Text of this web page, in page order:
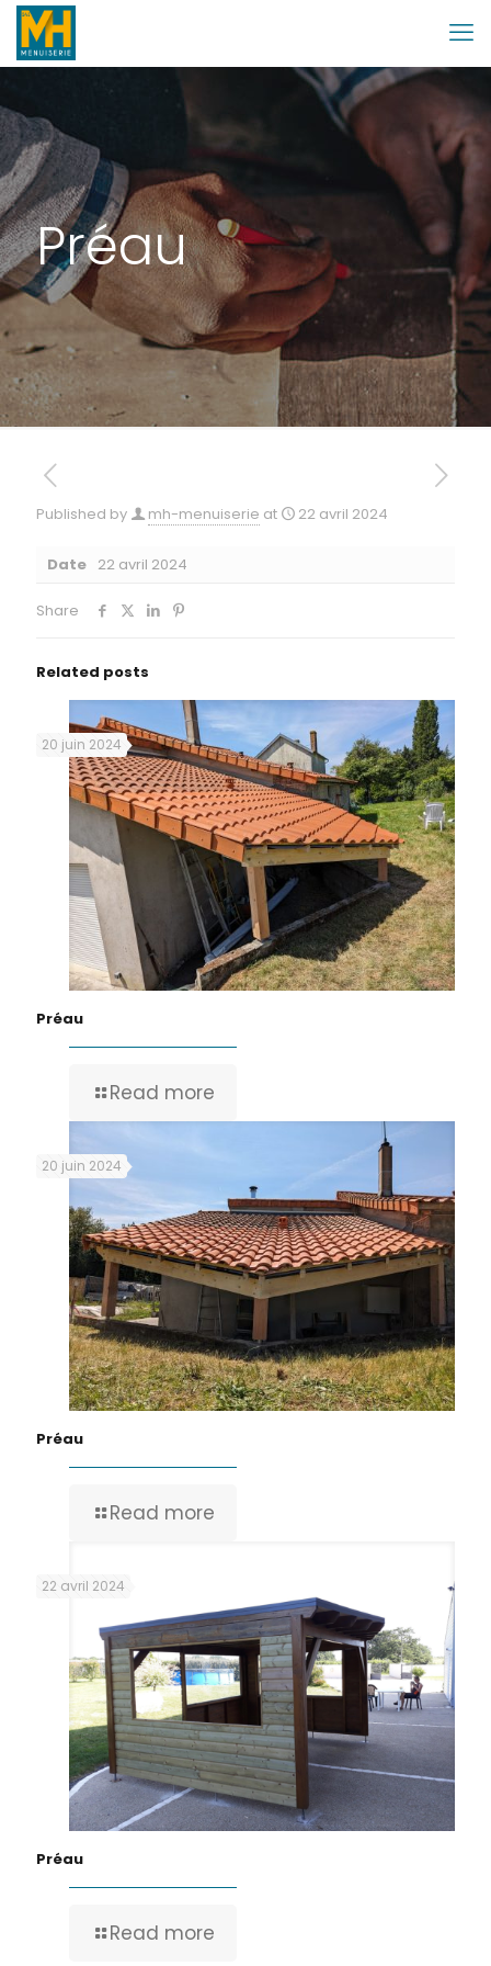
Préau
Published by mh-menuiserie at 22 avril 2024
Date 22 avril 2024
Share
Related posts
20 juin 2024
Préau
Read more
20 juin 2024
Préau
Read more
22 avril 2024
Préau
Read more